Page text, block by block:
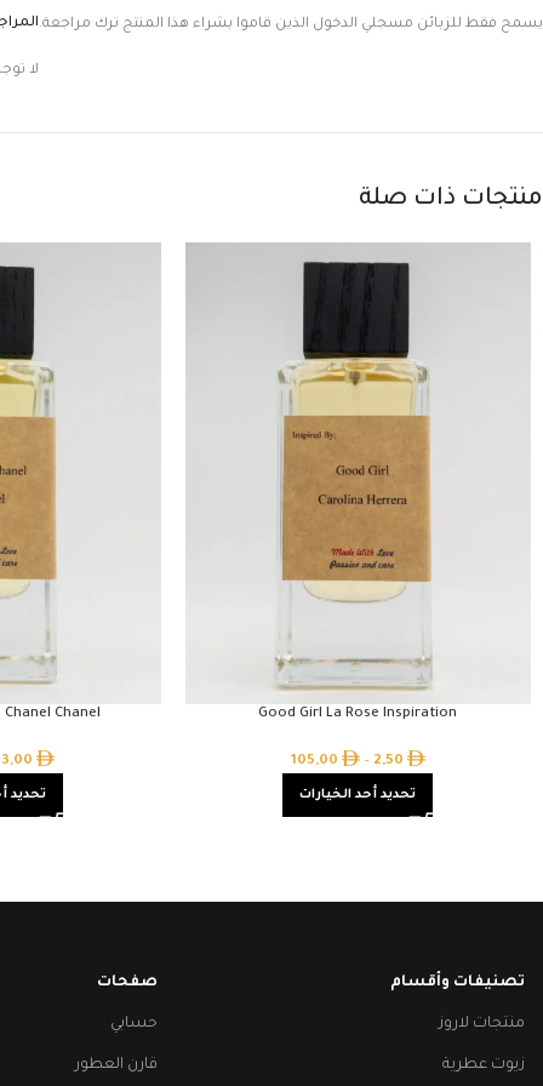
لا
يسمح فقط للزبائن مسجلي الدخول الذين قاموا بشراء هذا المنتج ترك مراجعة.
منتجات ذات صلة
Good Girl La Rose Inspiration
2,50
–
105,00
تحديد أحد الخيارات
Chanel
3,00
تحديد
تصنيفات وأقسام
منتجات لاروز
زيوت عطرية
صفحات
حسابي
قارن العطور